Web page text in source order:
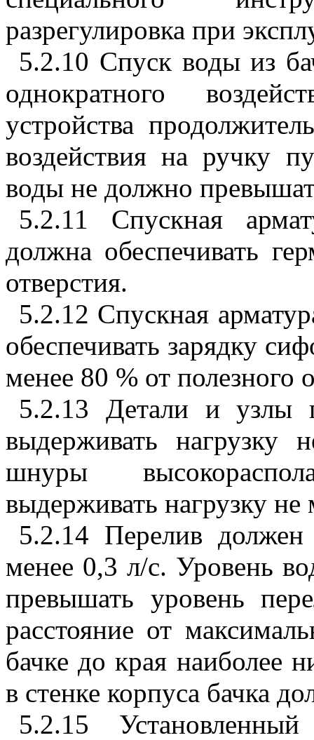
разрегулировка при
5.2.10 Спуск воды из
однократного
устройства
воздействия на ручку
воды не должно
5.2.11 Спускная
должна обеспечивать
отверстия.
5.2.12 Спускная
обеспечивать зарядку
менее 80 % от полезного
5.2.13 Детали и узлы
выдерживать
шнуры
выдерживать нагрузку
5.2.14 Перелив должен
менее 0,3 л/с. Уровень
превышать уровень
расстояние от
бачке до края наиболее
в стенке корпуса бачка
5.2.15